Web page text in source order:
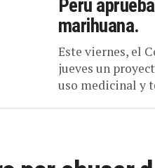
Este viernes, el
jueves un
uso medicinal y